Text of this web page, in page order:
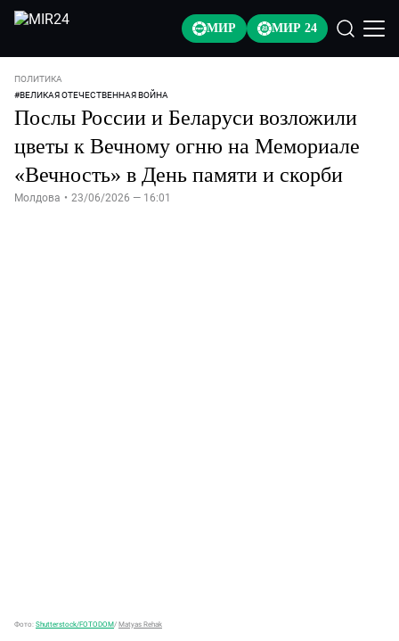
МИР МИР 24
ПОЛИТИКА
#ВЕЛИКАЯ ОТЕЧЕСТВЕННАЯ ВОЙНА
Послы России и Беларуси возложили
цветы к Вечному огню на Мемориале
«Вечность» в День памяти и скорби
Молдова • 23/06/2026 — 16:01
Фото: Shutterstock/FOTODOM/ Matyas Rehak